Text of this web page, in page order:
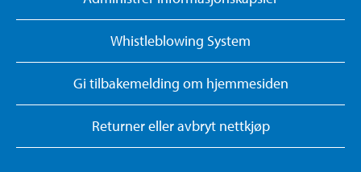
Whistleblowing System
Gi tilbakemelding om hjemmesiden
Returner eller avbryt nettkjøp